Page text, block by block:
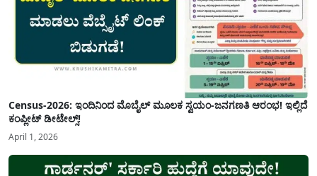
Census-2026: ಇಂದಿನಿಂದ ಮೊಬೈಲ್ ಮೂಲಕ ಸ್ವಯಂ-ಜನಗಣತಿ ಆರಂಭ! ಇಲ್ಲಿದೆ
ಕಂಪ್ಲೀಟ್ ಡೀಟೇಲ್ಸ್!
April 1, 2026